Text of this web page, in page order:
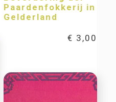
Paardenfokkerij in
Gelderland
€ 3,00